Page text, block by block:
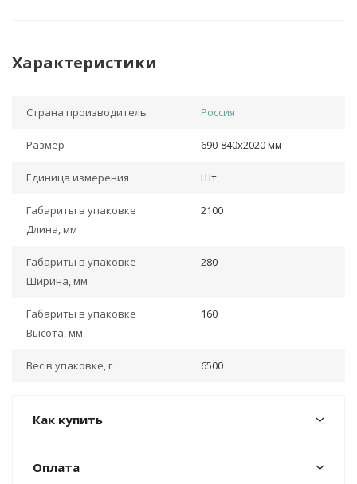
Характеристики
Страна производитель Россия
Размер 690-840х2020 мм
Единица измерения Шт
Габариты в упаковке
Длина, мм
2100
Габариты в упаковке
Ширина, мм
280
Габариты в упаковке
Высота, мм
160
Вес в упаковке, г 6500
Как купить
Оплата